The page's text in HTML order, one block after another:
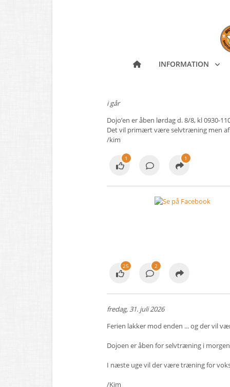
INFORMATION
i går
Dojo’en er åben lørdag d. 8/8, kl 0930-
Det vil primært være selvtræning men
/kim
1 1
25 2
fredag, 31. juli 2026
Ferien lakker mod enden ... og der vil
Dojoen er åben for selvtræning i
I næste uge vil der være træning for
/Kim